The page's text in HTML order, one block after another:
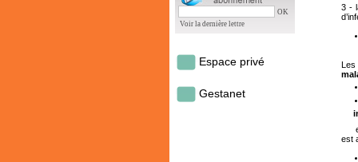
OK
Voir la dernière lettre
Espace privé
Gestanet
3 -
Les
et
est